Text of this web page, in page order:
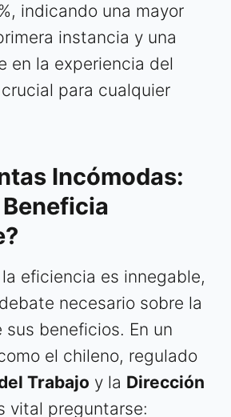
indicando una mayor
instancia y una
en la experiencia del
para cualquier
Incómodas:
eficiencia es innegable,
necesario sobre la
beneficios. En un
el chileno, regulado
Trabajo y la Dirección
vital preguntarse: